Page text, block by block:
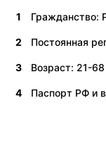
1 Гражданство:
2 Постоянная
3 Возраст: 21-68
4 Паспорт РФ и